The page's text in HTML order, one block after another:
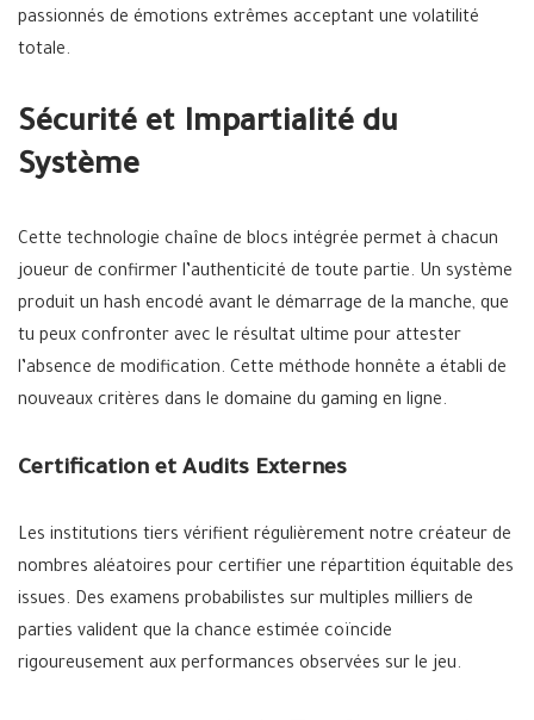
passionnés de émotions extrêmes acceptant une volatilité
totale.
Sécurité et Impartialité du
Système
Cette technologie chaîne de blocs intégrée permet à chacun
joueur de confirmer l’authenticité de toute partie. Un système
produit un hash encodé avant le démarrage de la manche, que
tu peux confronter avec le résultat ultime pour attester
l’absence de modification. Cette méthode honnête a établi de
nouveaux critères dans le domaine du gaming en ligne.
Certification et Audits Externes
Les institutions tiers vérifient régulièrement notre créateur de
nombres aléatoires pour certifier une répartition équitable des
issues. Des examens probabilistes sur multiples milliers de
parties valident que la chance estimée coïncide
rigoureusement aux performances observées sur le jeu.